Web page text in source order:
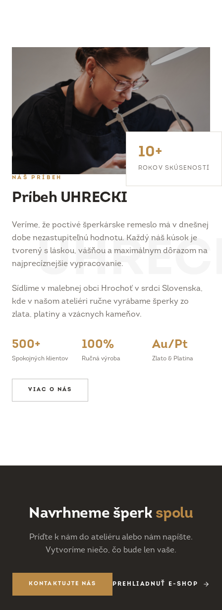
10+
ROKOV SKÚSENOSTÍ
NÁŠ PRÍBEH
Príbeh UHRECKI
Veríme, že poctivé šperkárske remeslo má v dnešnej
dobe nezastupiteľnú hodnotu. Každý náš kúsok je
tvorený s láskou, vášňou a maximálnym dôrazom na
najprecíznejšie vypracovanie.
Sídlime v malebnej obci Hrochoť v srdci Slovenska,
kde v našom ateliéri ručne vyrábame šperky zo
zlata, platiny a vzácnych kameňov.
500+
Spokojných klientov
100%
Ručná výroba
Au/Pt
Zlato & Platina
VIAC O NÁS
Navrhneme šperk spolu
Príďte k nám do ateliéru alebo nám napíšte.
Vytvoríme niečo, čo bude len vaše.
KONTAKTUJTE NÁS PREHLIADNUŤ E-SHOP